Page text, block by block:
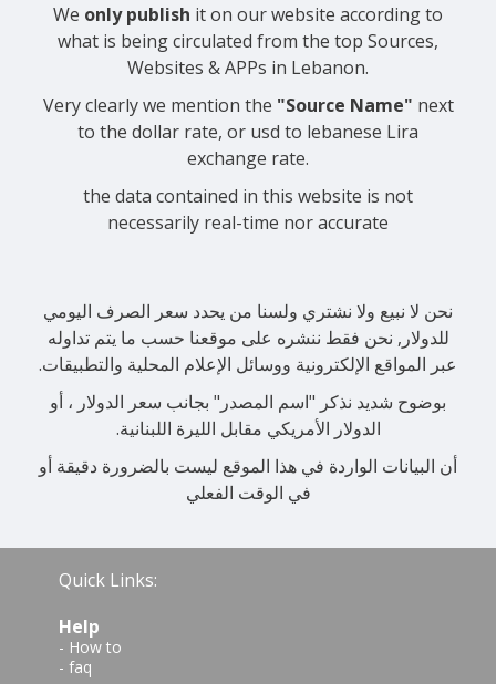
We only publish it on our website according to
what is being circulated from the top Sources,
Websites & APPs in Lebanon.
Very clearly we mention the "Source Name" next
to the dollar rate, or usd to lebanese Lira
exchange rate.
the data contained in this website is not
necessarily real-time nor accurate
نحن لا نبيع ولا نشتري ولسنا من يحدد سعر الصرف اليومي
للدولار, نحن فقط ننشره على موقعنا حسب ما يتم تداوله
عبر المواقع الإلكترونية ووسائل الإعلام المحلية والتطبيقات.
بوضوح شديد نذكر "اسم المصدر" بجانب سعر الدولار ، أو
الدولار الأمريكي مقابل الليرة اللبنانية.
أن البيانات الواردة في هذا الموقع ليست بالضرورة دقيقة أو
في الوقت الفعلي
Quick Links:
Help
- How to
- faq